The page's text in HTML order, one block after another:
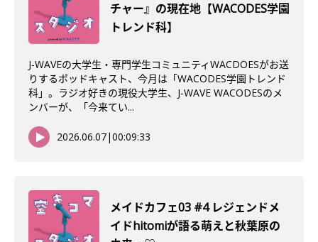
チャー』の現在地【WACODES学園
トレンド科】
J-WAVEの大学生・専門学生コミュニティWACDOESがお送
りするポッドキャスト、今月は「WACODES学園トレンド
科」。ラジオ好きの現役大学生、J-WAVE WACODESのメ
ンバーが、「今来てい...
2026.06.07|00:09:33
メイドカフェ03 #4 レジェンドメ
イドhitomiが語る萌えと秋葉原の